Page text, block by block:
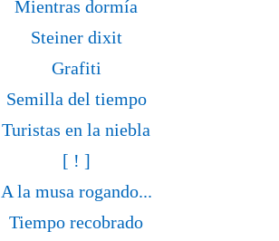
Mientras dormía
Steiner dixit
Grafiti
Semilla del tiempo
Turistas en la niebla
[ ! ]
A la musa rogando...
Tiempo recobrado